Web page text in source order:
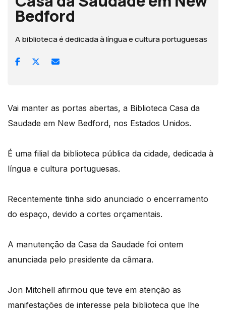
Bedford
A biblioteca é dedicada à língua e cultura portuguesas
Vai manter as portas abertas, a Biblioteca Casa da
Saudade em New Bedford, nos Estados Unidos.
É uma filial da biblioteca pública da cidade, dedicada à
língua e cultura portuguesas.
Recentemente tinha sido anunciado o encerramento
do espaço, devido a cortes orçamentais.
A manutenção da Casa da Saudade foi ontem
anunciada pelo presidente da câmara.
Jon Mitchell afirmou que teve em atenção as
manifestações de interesse pela biblioteca que lhe